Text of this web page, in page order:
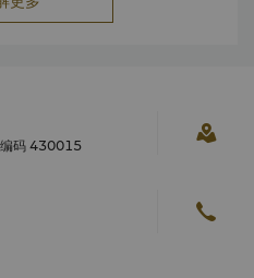
编码 430015